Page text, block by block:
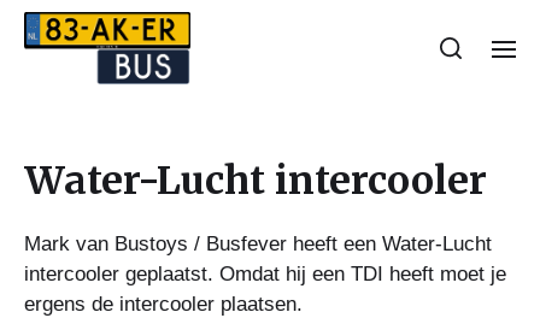
Water-Lucht intercooler
Mark van Bustoys / Busfever heeft een Water-Lucht
intercooler geplaatst. Omdat hij een TDI heeft moet je
ergens de intercooler plaatsen.